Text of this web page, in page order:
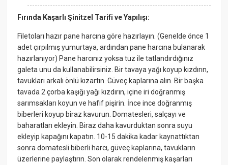
Fırında Kaşarlı Şinitzel Tarifi ve Yapılışı:
Filetoları hazır pane harcına göre hazırlayın. (Genelde önce 1
adet çırpılmış yumurtaya, ardından pane harcına bulanarak
hazırlanıyor) Pane harcınız yoksa tuz ile tatlandırdığınız
galeta unu da kullanabilirsiniz. Bir tavaya yağı koyup kızdırın,
tavukları arkalı önlü kızartın. Güveç kaplarına alın. Bir başka
tavada 2 çorba kaşığı yağı kızdırın, içine iri doğranmış
sarımsakları koyun ve hafif pişirin. İnce ince doğranmış
biberleri koyup biraz kavurun. Domatesleri, salçayı ve
baharatları ekleyin. Biraz daha kavurduktan sonra suyu
ekleyip kapağını kapatın. 10-15 dakika kadar kaynattıktan
sonra domatesli biberli harcı, güveç kaplarına, tavukların
üzerlerine paylaştırın. Son olarak rendelenmiş kaşarları